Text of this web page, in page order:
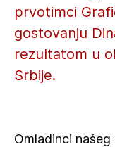
prvotimci
gostovanju
rezultatom u
Srbije.
Omladinci